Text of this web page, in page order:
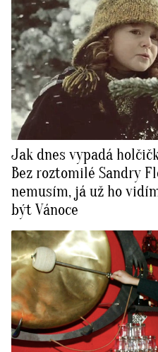
Jak dnes vypadá
Bez roztomilé Sandry
nemusím, já už ho
být Vánoce